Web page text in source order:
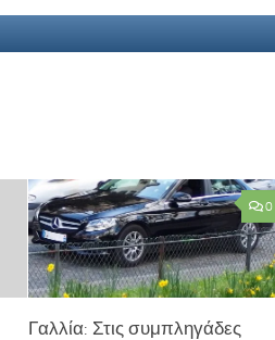
0
Γαλλία: Στις συμπληγάδες